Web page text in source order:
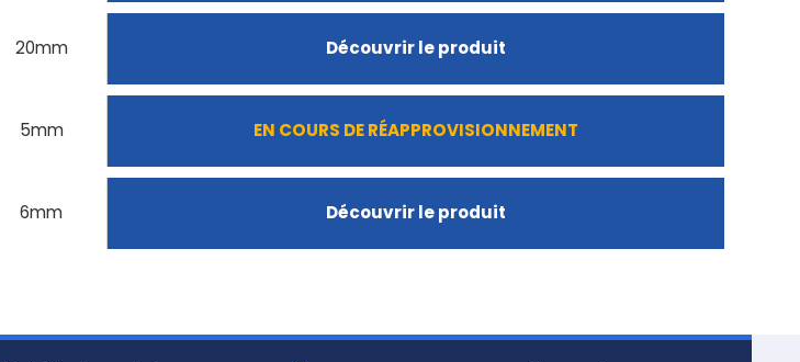
20mm Découvrir le produit
5mm EN COURS DE RÉAPPROVISIONNEMENT
6mm Découvrir le produit